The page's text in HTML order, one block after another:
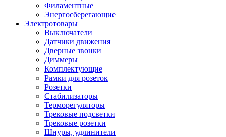
Филаментные
Энергосберегающие
Электротовары
Выключатели
Датчики движения
Дверные звонки
Диммеры
Комплектующие
Рамки для розеток
Розетки
Стабилизаторы
Терморегуляторы
Трековые подсветки
Трековые розетки
Шнуры, удлинители